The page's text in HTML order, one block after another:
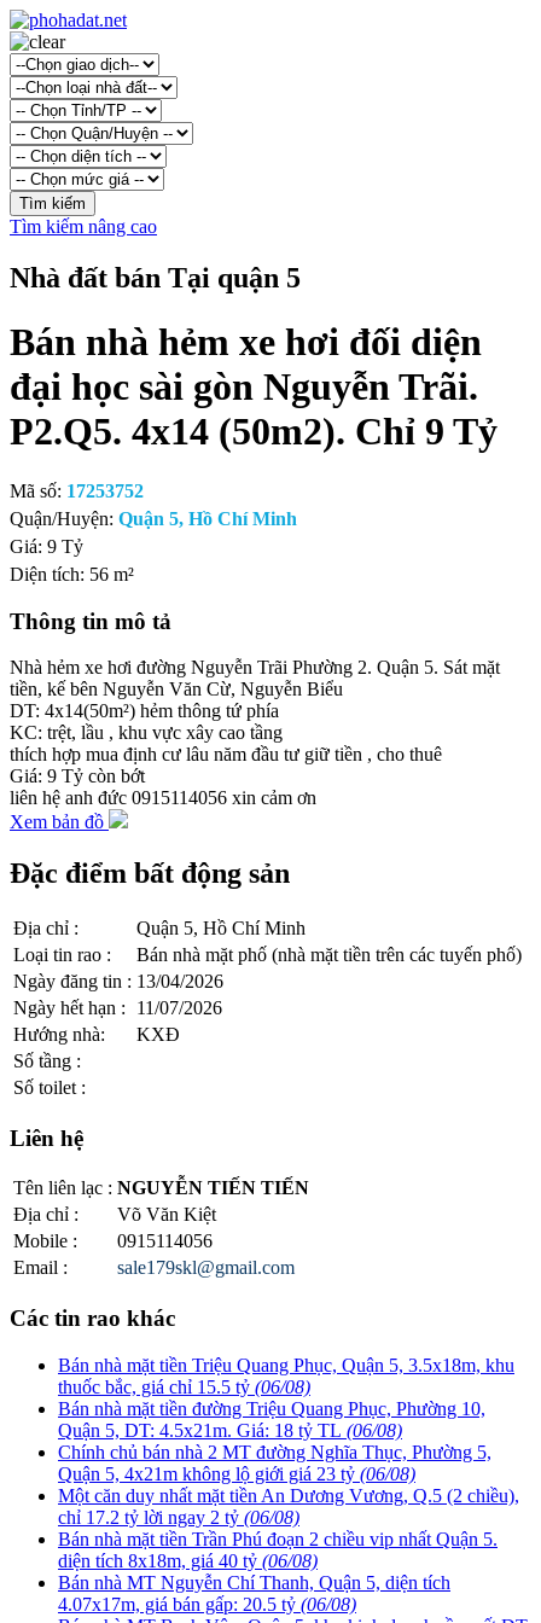
Tìm kiếm nâng cao
Nhà đất bán Tại quận 5
Bán nhà hẻm xe hơi đối diện
đại học sài gòn Nguyễn Trãi.
P2.Q5. 4x14 (50m2). Chỉ 9 Tỷ
Mã số: 17253752
Quận/Huyện: Quận 5, Hồ Chí Minh
Giá: 9 Tỷ
Diện tích: 56 m²
Thông tin mô tả
Nhà hẻm xe hơi đường Nguyễn Trãi Phường 2. Quận 5. Sát mặt
tiền, kế bên Nguyễn Văn Cừ, Nguyễn Biểu
DT: 4x14(50m²) hẻm thông tứ phía
KC: trệt, lầu , khu vực xây cao tầng
thích hợp mua định cư lâu năm đầu tư giữ tiền , cho thuê
Giá: 9 Tỷ còn bớt
liên hệ anh đức 0915114056 xin cảm ơn
Xem bản đồ
Đặc điểm bất động sản
Địa chỉ :
Quận 5, Hồ Chí Minh
Loại tin rao :
Bán nhà mặt phố (nhà mặt tiền trên các tuyến phố)
Ngày đăng tin : 13/04/2026
Ngày hết hạn :
11/07/2026
Hướng nhà:
KXĐ
Số tầng :
Số toilet :
Liên hệ
Tên liên lạc : NGUYỄN TIẾN TIẾN
Địa chỉ :
Võ Văn Kiệt
Mobile :
0915114056
Email : sale179skl@gmail.com
Các tin rao khác
Bán nhà mặt tiền Triệu Quang Phục, Quận 5, 3.5x18m, khu
thuốc bắc, giá chỉ 15.5 tỷ (06/08)
Bán nhà mặt tiền đường Triệu Quang Phục, Phường 10,
Quận 5, DT: 4.5x21m. Giá: 18 tỷ TL (06/08)
Chính chủ bán nhà 2 MT đường Nghĩa Thục, Phường 5,
Quận 5, 4x21m không lộ giới giá 23 tỷ (06/08)
Một căn duy nhất mặt tiền An Dương Vương, Q.5 (2 chiều),
chỉ 17.2 tỷ lời ngay 2 tỷ (06/08)
Bán nhà mặt tiền Trần Phú đoạn 2 chiều vip nhất Quận 5.
diện tích 8x18m, giá 40 tỷ (06/08)
Bán nhà MT Nguyễn Chí Thanh, Quận 5, diện tích
4.07x17m, giá bán gấp: 20.5 tỷ (06/08)